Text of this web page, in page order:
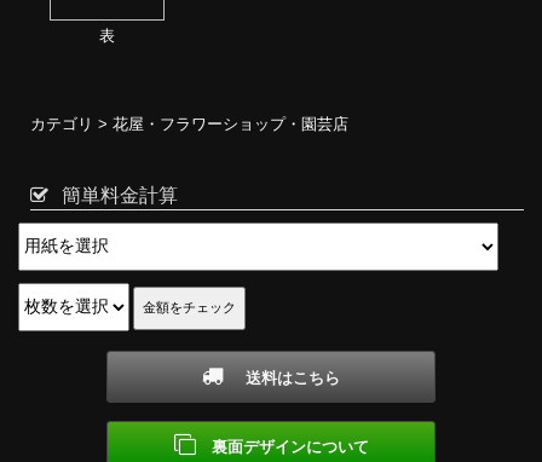
表
カテゴリ > 花屋・フラワーショップ・園芸店
簡単料金計算
送料はこちら
裏面デザインについて